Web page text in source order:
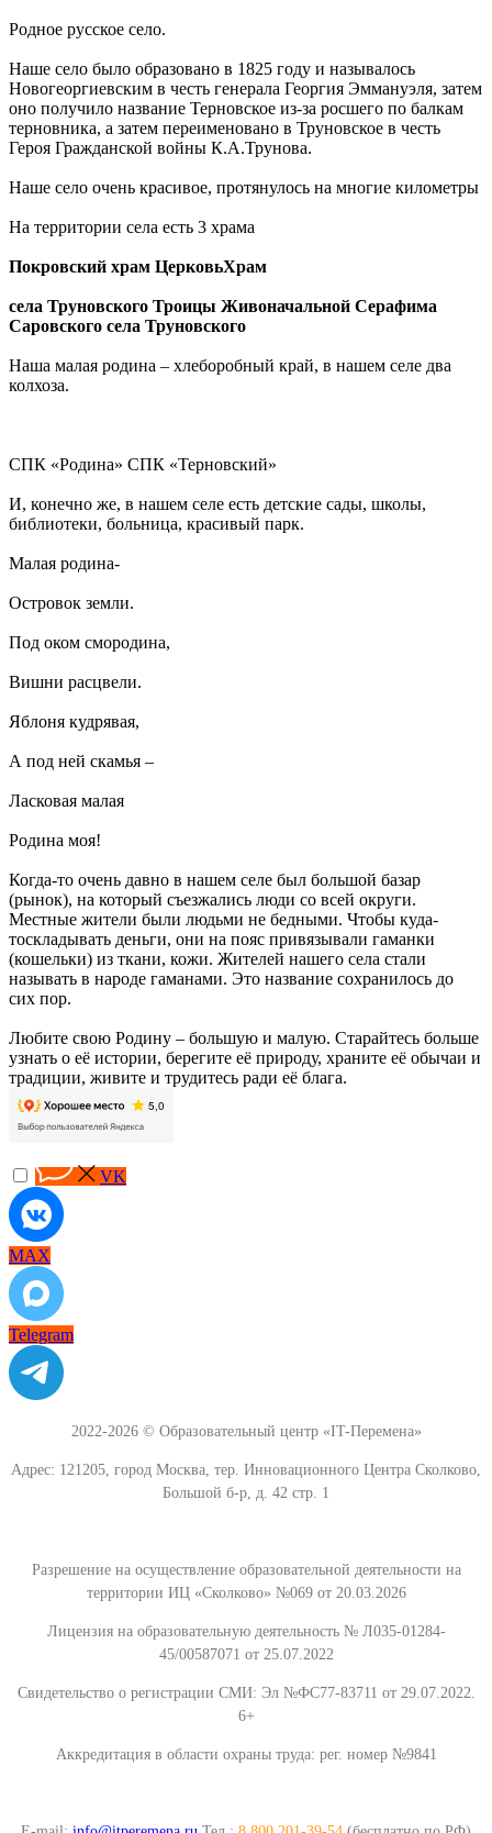
Родное русское село.
Наше село было образовано в 1825 году и называлось
Новогеоргиевским в честь генерала Георгия Эммануэля, затем
оно получило название Терновское из-за росшего по балкам
терновника, а затем переименовано в Труновское в честь
Героя Гражданской войны К.А.Трунова.
Наше село очень красивое, протянулось на многие километры
На территории села есть 3 храма
Покровский храм ЦерковьХрам
села Труновского Троицы Живоначальной Серафима
Саровского села Труновского
Наша малая родина – хлеборобный край, в нашем селе два
колхоза.
СПК «Родина» СПК «Терновский»
И, конечно же, в нашем селе есть детские сады, школы,
библиотеки, больница, красивый парк.
Малая родина-
Островок земли.
Под оком смородина,
Вишни расцвели.
Яблоня кудрявая,
А под ней скамья –
Ласковая малая
Родина моя!
Когда-то очень давно в нашем селе был большой базар
(рынок), на который съезжались люди со всей округи.
Местные жители были людьми не бедными. Чтобы куда-
тоскладывать деньги, они на пояс привязывали гаманки
(кошельки) из ткани, кожи. Жителей нашего села стали
называть в народе гаманами. Это название сохранилось до
сих пор.
Любите свою Родину – большую и малую. Старайтесь больше
узнать о её истории, берегите её природу, храните её обычаи и
традиции, живите и трудитесь ради её блага.
VK
MAX
Telegram
2022-2026 © Образовательный центр «IT-Перемена»
Адрес: 121205, город Москва, тер. Инновационного Центра Сколково,
Большой б-р, д. 42 стр. 1
Разрешение на осуществление образовательной деятельности на
территории ИЦ «Сколково» №069 от 20.03.2026
Лицензия на образовательную деятельность № Л035-01284-
45/00587071 от 25.07.2022
Свидетельство о регистрации СМИ: Эл №ФС77-83711 от 29.07.2022.
6+
Аккредитация в области охраны труда: рег. номер №9841